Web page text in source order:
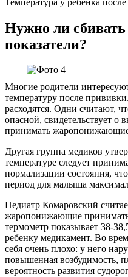
Нужно ли
показатели?
Многие родители
температуру после
расходятся. Одни считают,
опасной, свидетельствует о
принимать жаропонижающие
Другая группа медиков
температуре следует
нормализации состояния,
период для малыша
Педиатр Комаровский
жаропонижающие принимать
термометр показывает 38-
ребенку медикамент. Во
себя очень плохо: у него
повышенная возбудимость,
вероятность развития